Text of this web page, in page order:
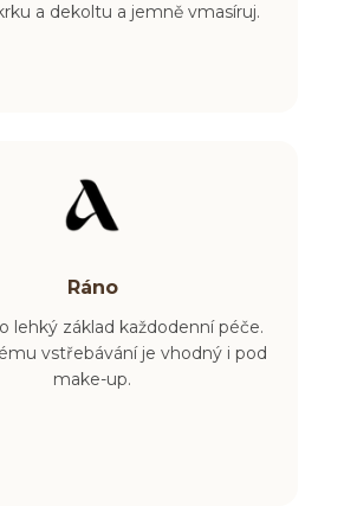
a dekoltu a jemně vmasíruj.
Ráno
lehký základ každodenní péče.
vstřebávání je vhodný i pod
make-up.